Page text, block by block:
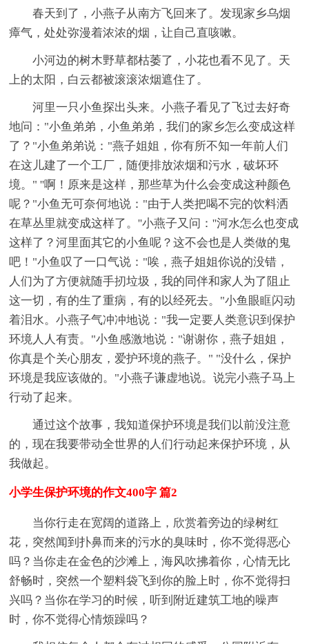
春天到了，小燕子从南方飞回来了。发现家乡乌烟
瘴气，处处弥漫着浓浓的烟，让自己直咳嗽。
小河边的树木野草都枯萎了，小花也看不见了。天
上的太阳，白云都被滚滚浓烟遮住了。
河里一只小鱼探出头来。小燕子看见了飞过去好奇
地问："小鱼弟弟，小鱼弟弟，我们的家乡怎么变成这样
了？"小鱼弟弟说："燕子姐姐，你有所不知一年前人们
在这儿建了一个工厂，随便排放浓烟和污水，破坏环
境。" ''啊！原来是这样，那些草为什么会变成这种颜色
呢？"小鱼无可奈何地说："由于人类把喝不完的饮料洒
在草丛里就变成这样了。''小燕子又问：''河水怎么也变成
这样了？河里面其它的小鱼呢？这不会也是人类做的鬼
吧！"小鱼叹了一口气说："唉，燕子姐姐你说的没错，
人们为了方便就随手扨垃圾，我的同伴和家人为了阻止
这一切，有的生了重病，有的以经死去。"小鱼眼眶闪动
着泪水。小燕子气冲冲地说："我一定要人类意识到保护
环境人人有责。"小鱼感激地说："谢谢你，燕子姐姐，
你真是个关心朋友，爱护环境的燕子。" "没什么，保护
环境是我应该做的。"小燕子谦虚地说。说完小燕子马上
行动了起来。
通过这个故事，我知道保护环境是我们以前没注意
的，现在我要带动全世界的人们行动起来保护环境，从
我做起。
小学生保护环境的作文400字 篇2
当你行走在宽阔的道路上，欣赏着旁边的绿树红
花，突然闻到扑鼻而来的污水的臭味时，你不觉得恶心
吗？当你走在金色的沙滩上，海风吹拂着你，心情无比
舒畅时，突然一个塑料袋飞到你的脸上时，你不觉得扫
兴吗？当你在学习的时候，听到附近建筑工地的噪声
时，你不觉得心情烦躁吗？